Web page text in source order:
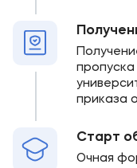
приказа
Старт
Очная